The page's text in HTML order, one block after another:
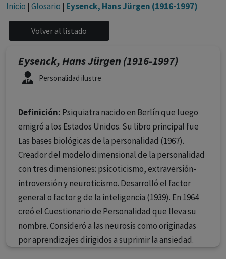
Inicio | Glosario | Eysenck, Hans Jürgen (1916-1997)
Eysenck, Hans Jürgen (1916-1997)
Personalidad ilustre
Definición: Psiquiatra nacido en Berlín que luego
emigró a los Estados Unidos. Su libro principal fue
Las bases biológicas de la personalidad (1967).
Creador del modelo dimensional de la personalidad
con tres dimensiones: psicoticismo, extraversión-
introversión y neuroticismo. Desarrolló el factor
general o factor g de la inteligencia (1939). En 1964
creó el Cuestionario de Personalidad que lleva su
nombre. Consideró a las neurosis como originadas
por aprendizajes dirigidos a suprimir la ansiedad.